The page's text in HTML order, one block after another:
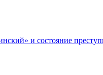
и состояние